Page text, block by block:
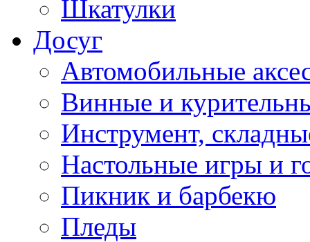
Шкатулки
Досуг
Автомобильные
Винные и
Инструмент,
Настольные игры и
Пикник и барбекю
Пледы